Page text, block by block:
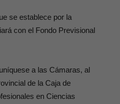
se establece por la
con el Fondo Previsional
a las Cámaras, al
de la Caja de
en Ciencias